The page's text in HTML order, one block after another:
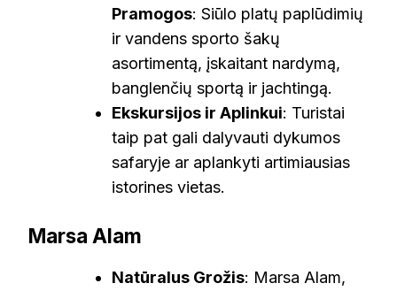
Pramogos: Siūlo platų paplūdimių
ir vandens sporto šakų
asortimentą, įskaitant nardymą,
banglenčių sportą ir jachtingą.
Ekskursijos ir Aplinkui: Turistai
taip pat gali dalyvauti dykumos
safaryje ar aplankyti artimiausias
istorines vietas.
Marsa Alam
Natūralus Grožis: Marsa Alam,